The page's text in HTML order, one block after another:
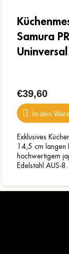
Samura
€39,60
In den
Exklusives
14,5 cm langen
hochwertigem
Edelstahl AUS-
langlebig und